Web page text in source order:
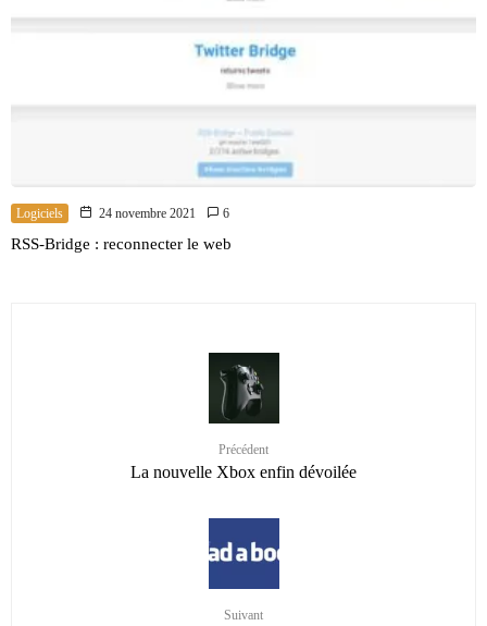
Logiciels 24 novembre 2021 6
RSS-Bridge : reconnecter le web
Précédent
La nouvelle Xbox enfin dévoilée
Suivant